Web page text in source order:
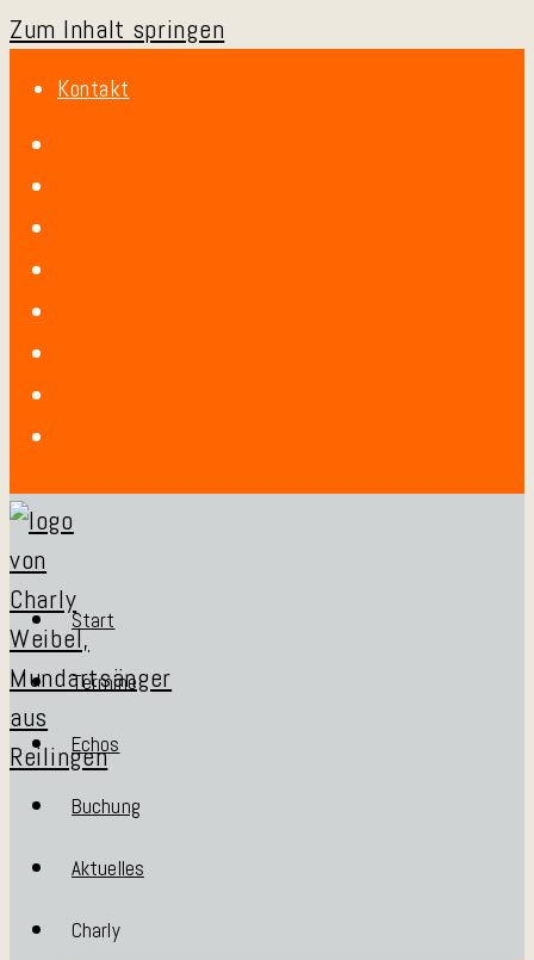
Zum Inhalt springen
Kontakt
Start
Termine
Echos
Buchung
Aktuelles
Charly